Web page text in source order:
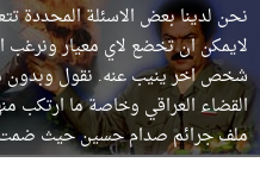
نحن لدينا بعض الاسئلة المحددة
لايمكن ان تخضع لاي معيار ونرغب
شخص اخر ينيب عنه. نقول وبدون
القضاء العراقي وخاصة ما ارتكب
ملف جرائم صدام حسين حيث ضمت